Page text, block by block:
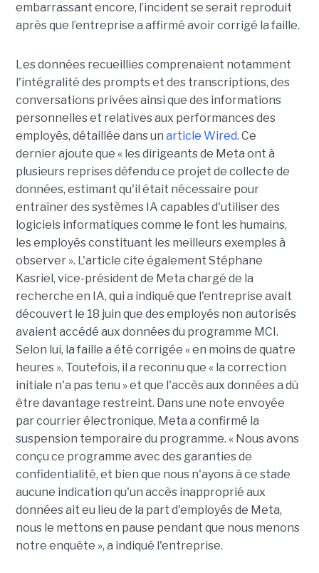
embarrassant encore, l’incident se serait reproduit
après que l’entreprise a affirmé avoir corrigé la faille.
Les données recueillies comprenaient notamment
l'intégralité des prompts et des transcriptions, des
conversations privées ainsi que des informations
personnelles et relatives aux performances des
employés, détaillée dans un article Wired. Ce
dernier ajoute que « les dirigeants de Meta ont à
plusieurs reprises défendu ce projet de collecte de
données, estimant qu'il était nécessaire pour
entraîner des systèmes IA capables d'utiliser des
logiciels informatiques comme le font les humains,
les employés constituant les meilleurs exemples à
observer ». L'article cite également Stéphane
Kasriel, vice-président de Meta chargé de la
recherche en IA, qui a indiqué que l'entreprise avait
découvert le 18 juin que des employés non autorisés
avaient accédé aux données du programme MCI.
Selon lui, la faille a été corrigée « en moins de quatre
heures ». Toutefois, il a reconnu que « la correction
initiale n'a pas tenu » et que l'accès aux données a dû
être davantage restreint. Dans une note envoyée
par courrier électronique, Meta a confirmé la
suspension temporaire du programme. « Nous avons
conçu ce programme avec des garanties de
confidentialité, et bien que nous n'ayons à ce stade
aucune indication qu'un accès inapproprié aux
données ait eu lieu de la part d'employés de Meta,
nous le mettons en pause pendant que nous menons
notre enquête », a indiqué l'entreprise.